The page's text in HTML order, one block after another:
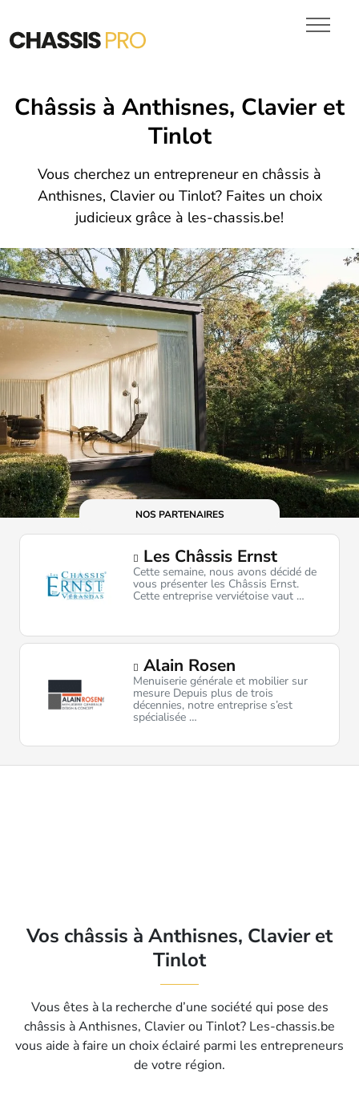
Châssis à Anthisnes, Clavier et
Tinlot
Vous cherchez un entrepreneur en châssis à
Anthisnes, Clavier ou Tinlot? Faites un choix
judicieux grâce à les-chassis.be!
NOS PARTENAIRES
Les Châssis Ernst
Cette semaine, nous avons décidé de
vous présenter les Châssis Ernst.
Cette entreprise verviétoise vaut …
Alain Rosen
Menuiserie générale et mobilier sur
mesure Depuis plus de trois
décennies, notre entreprise s’est
spécialisée …
Vos châssis à Anthisnes, Clavier et
Tinlot
Vous êtes à la recherche d’une société qui pose des
châssis à Anthisnes, Clavier ou Tinlot? Les-chassis.be
vous aide à faire un choix éclairé parmi les entrepreneurs
de votre région.
VITRAGES
DEVIS